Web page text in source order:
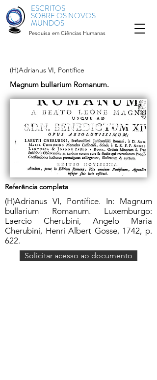
ESCRITOS
SOBRE OS NOVOS
MUNDOS
Pesquisa em Ciências Humanas
(H)Adrianus VI, Pontífice
Magnum bullarium Romanum.
Referência completa
(H)Adrianus VI, Pontífice. In: Magnum
bullarium Romanum. Luxemburgo:
Laercio Cherubini, Angelo Maria
Cherubini, Henri Albert Gosse, 1742, p.
622.
Solicitar acesso ao documento